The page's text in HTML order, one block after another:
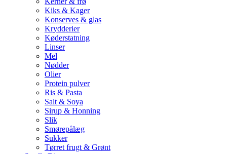
Kiks & Kager
Konserves & glas
Krydderier
Køderstatning
Linser
Mel
Nødder
Olier
Protein pulver
Ris & Pasta
Salt & Soya
Sirup & Honning
Slik
Smørepålæg
Sukker
Tørret frugt & Grønt